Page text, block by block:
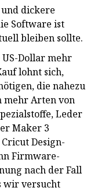
dickere
Software ist
bleiben sollte.
Dollar mehr
lohnt sich,
die nahezu
mehr Arten von
Leder
Maker 3
Design-
Firmware-
nach der Fall
wir versucht